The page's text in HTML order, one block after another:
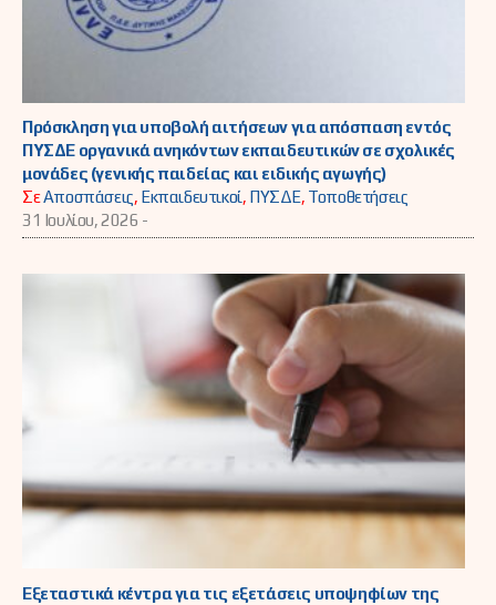
Πρόσκληση για υποβολή αιτήσεων για απόσπαση εντός
ΠΥΣΔΕ οργανικά ανηκόντων εκπαιδευτικών σε σχολικές
μονάδες (γενικής παιδείας και ειδικής αγωγής)
ΣεΑποσπάσεις, Εκπαιδευτικοί, ΠΥΣΔΕ, Τοποθετήσεις
31 Ιουλίου, 2026 -
Εξεταστικά κέντρα για τις εξετάσεις υποψηφίων της